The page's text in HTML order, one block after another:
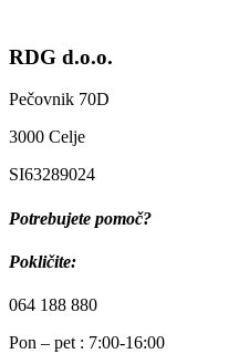
RDG d.o.o.
Pečovnik 70D
3000 Celje
SI63289024
Potrebujete pomoč?
Pokličite:
064 188 880
Pon – pet : 7:00-16:00